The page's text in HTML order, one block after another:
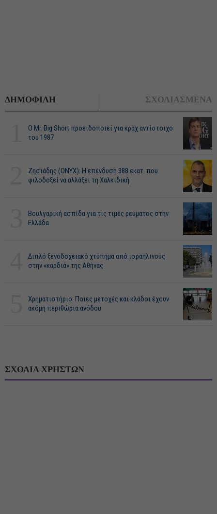
ΔΗΜΟΦΙΛΗ ΣΧΟΛΙΑΣΜΕΝΑ
O Mr. Big Short προειδοποιεί για κραχ αντίστοιχο
του 1987
Ζησιάδης (ONYX): Η επένδυση 388 εκατ. που
φιλοδοξεί να αλλάξει τη Χαλκιδική
Βουλγαρική ασπίδα για τις τιμές ρεύματος στην
Ελλάδα
Διπλό ξενοδοχειακό χτύπημα από ισραηλινούς
στην «καρδιά» της Αθήνας
Χρηματιστήριο: Ποιες μετοχές και κλάδοι έχουν
ακόμη περιθώρια ανόδου
ΣΧΟΛΙΑ ΧΡΗΣΤΩΝ